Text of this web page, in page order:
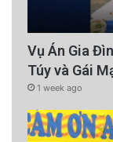
Vụ Án Gia
Túy và Gái
1 week ago